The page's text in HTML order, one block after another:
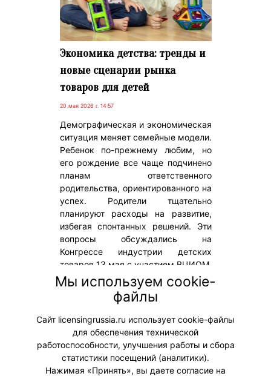
Экономика детства: тренды и
новые сценарии рынка
товаров для детей
20 мая 2026 г. 14:57
Демографическая и экономическая
ситуация меняет семейные модели.
Ребенок по-прежнему любим, но
его рождение все чаще подчинено
планам ответственного
родительства, ориентированного на
успех. Родители тщательно
планируют расходы на развитие,
избегая спонтанных решений. Эти
вопросы обсуждались на
Конгрессе индустрии детских
товаров 13 мая с участием ВЦИОМ,
РОМИР, ЦРПТ («Честный знак»),
АИДТ, RWB и «Детского мира». Об
основных выводах дискуссии
читайте в обзоре.
#Тренды
Мы используем cookie-
файлы
Сайт licensingrussia.ru использует cookie-файлы
для обеспечения технической
работоспособности, улучшения работы и сбора
статистики посещений (аналитики).
Нажимая «Принять», вы даете согласие на